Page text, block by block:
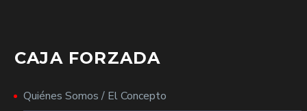
CAJA FORZADA
Quiénes Somos / El Concepto